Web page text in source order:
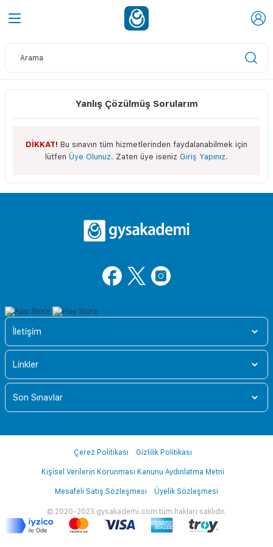
Yanlış Çözülmüş Sorularım
DİKKAT! Bu sınavın tüm hizmetlerinden faydalanabilmek için
lütfen Üye Olunuz. Zaten üye iseniz Giriş Yapınız.
İletişim
Linkler
Son Sınavlar
© 2020-2023 gysakademi.com tüm hakları saklıdır.
Çerez Politikası Gizlilik Politikası
Kişisel Verilerin Korunması Kanunu Aydınlatma Metni
Mesafeli Satış Sözleşmesi Üyelik Sözleşmesi